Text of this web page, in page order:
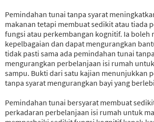
Pemindahan tunai tanpa syarat
makanan tetapi membuat sedikit atau tiada
fungsi atau perkembangan kognitif. Ia boleh
kepelbagaian dan dapat mengurangkan
tidak pasti sama ada pemindahan tunai
mengurangkan perbelanjaan isi rumah
sampu. Bukti dari satu kajian menunjukkan
tanpa syarat mengurangkan bayi yang
Pemindahan tunai bersyarat membuat
perkadaran perbelanjaan isi rumah untuk